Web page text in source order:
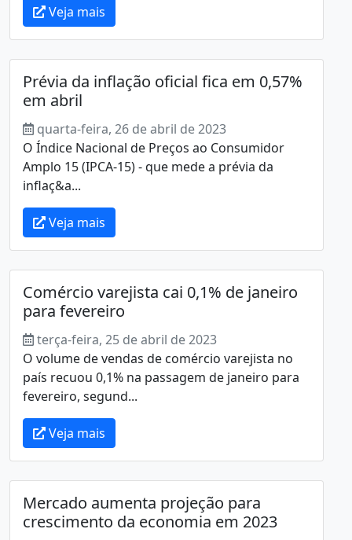
Veja mais
Prévia da inflação oficial fica em 0,57%
em abril
quarta-feira, 26 de abril de 2023
O Índice Nacional de Preços ao Consumidor
Amplo 15 (IPCA-15) - que mede a prévia da
inflaç&a...
Veja mais
Comércio varejista cai 0,1% de janeiro
para fevereiro
terça-feira, 25 de abril de 2023
O volume de vendas de comércio varejista no
país recuou 0,1% na passagem de janeiro para
fevereiro, segund...
Veja mais
Mercado aumenta projeção para
crescimento da economia em 2023